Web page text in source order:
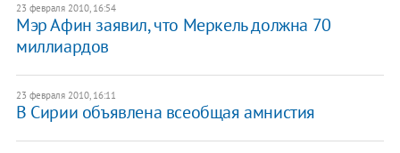
23 февраля 2010, 16:54
Мэр Афин заявил, что Меркель должна 70
миллиардов
23 февраля 2010, 16:11
В Сирии объявлена всеобщая амнистия